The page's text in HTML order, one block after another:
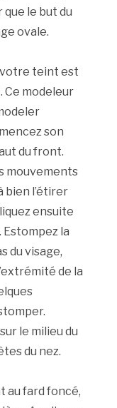
le but du
ovale.
votre teint est
Ce modeleur
son
du front.
mouvements
bien l’étirer
ensuite
la
du visage,
de la
le milieu du
du nez.
fard foncé,